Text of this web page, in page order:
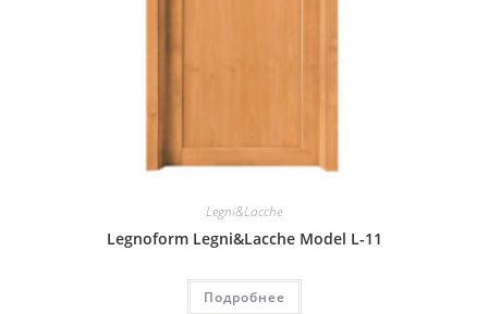
Legni&Lacche
Legnoform Legni&Lacche Model L-11
Подробнее